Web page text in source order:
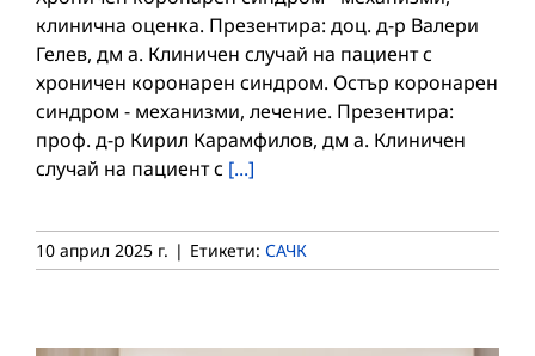
клинична оценка. Презентира: доц. д-р Валери
Гелев, дм а. Клиничен случай на пациент с
хроничен коронарен синдром. Остър коронарен
синдром - механизми, лечение. Презентира:
проф. д-р Кирил Карамфилов, дм а. Клиничен
случай на пациент с [...]
10 април 2025 г. | Етикети: САЧК